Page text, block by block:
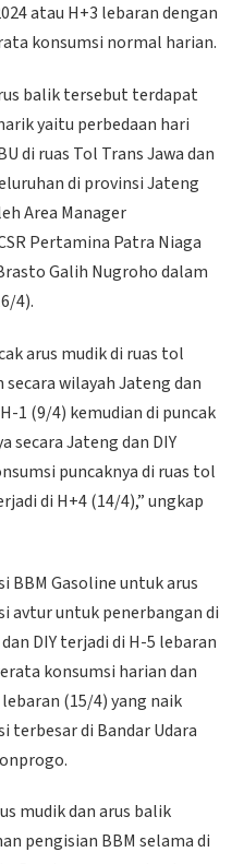
atau H+3 lebaran dengan
konsumsi normal harian.
balik tersebut terdapat
yaitu perbedaan hari
di ruas Tol Trans Jawa dan
di provinsi Jateng
Area Manager
Pertamina Patra Niaga
Galih Nugroho dalam
4).
arus mudik di ruas tol
wilayah Jateng dan
1 (9/4) kemudian di puncak
secara Jateng dan DIY
puncaknya di ruas tol
di H+4 (14/4),” ungkap
BBM Gasoline untuk arus
avtur untuk penerbangan di
DIY terjadi di H-5 lebaran
konsumsi harian dan
(15/4) yang naik
terbesar di Bandar Udara
mudik dan arus balik
pengisian BBM selama di